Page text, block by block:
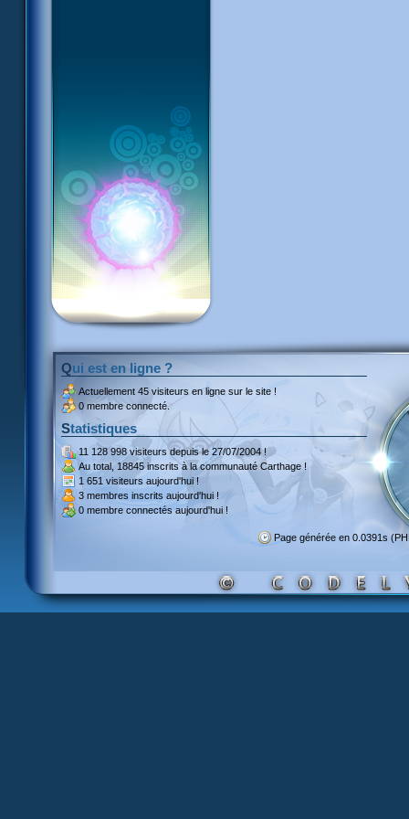
Qui est en ligne ?
Actuellement 45 visiteurs en ligne sur le site !
0 membre connecté.
Statistiques
11 128 998 visiteursdepuis le 27/07/2004 !
Au total, 18845 inscritsà la communauté Carthage !
1 651 visiteurs aujourd'hui !
3 membres inscrits aujourd'hui !
0 membre connectés aujourd'hui !
Page générée en 0.0391s